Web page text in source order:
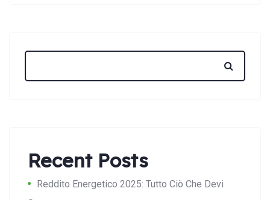
Recent Posts
Reddito Energetico 2025: Tutto Ciò Che Devi